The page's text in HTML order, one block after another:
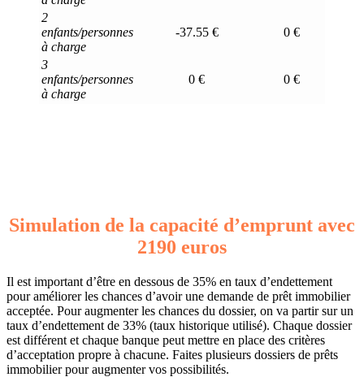
2
enfants/personnes
à charge
-37.55 € 0 €
3
enfants/personnes
à charge
0 € 0 €
Simulation de la capacité d’emprunt avec
2190 euros
Il est important d’être en dessous de 35% en taux d’endettement
pour améliorer les chances d’avoir une demande de prêt immobilier
acceptée. Pour augmenter les chances du dossier, on va partir sur un
taux d’endettement de 33% (taux historique utilisé). Chaque dossier
est différent et chaque banque peut mettre en place des critères
d’acceptation propre à chacune. Faites plusieurs dossiers de prêts
immobilier pour augmenter vos possibilités.